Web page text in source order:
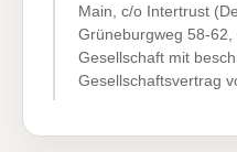
Main, c/o Intertrust
Grüneburgweg 58-
Gesellschaft mit
Gesellschaftsvertrag